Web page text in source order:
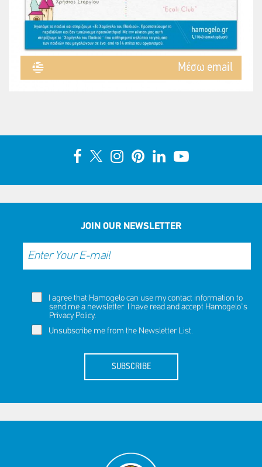
Mέσω email
JOIN OUR NEWSLETTER
I agree that Hamogelo can use my contact information to
send me a newsletter. I have read and accept Hamogelo's
Privacy Policy.
Unsubscribe me from the Newsletter List.
SUBSCRIBE